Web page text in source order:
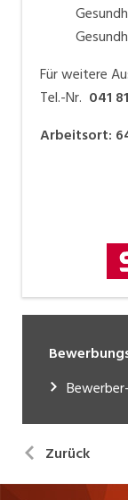
Für weitere
Tel.-Nr. 041
Arbeitsort:
Zurück